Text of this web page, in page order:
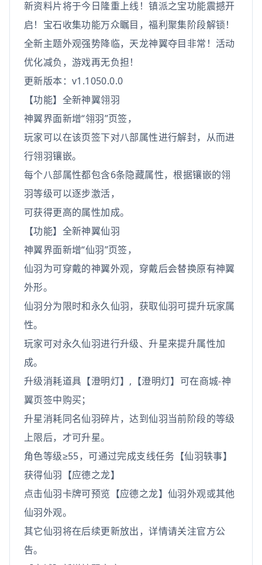
新资料片将于今日隆重上线！镇派之宝功能震撼开
启！宝石收集功能万众瞩目，福利聚集阶段解锁！
全新主题外观强势降临，天龙神翼夺目非常！活动
优化减负，游戏再无负担！
更新版本：v1.1050.0.0
【功能】全新神翼翎羽
神翼界面新增“翎羽”页签，
玩家可以在该页签下对八部属性进行解封，从而进
行翎羽镶嵌。
每个八部属性都包含6条隐藏属性，根据镶嵌的翎
羽等级可以逐步激活，
可获得更高的属性加成。
【功能】全新神翼仙羽
神翼界面新增“仙羽”页签，
仙羽为可穿戴的神翼外观，穿戴后会替换原有神翼
外形。
仙羽分为限时和永久仙羽，获取仙羽可提升玩家属
性。
玩家可对永久仙羽进行升级、升星来提升属性加
成。
升级消耗道具【澄明灯】,【澄明灯】可在商城-神
翼页签中购买；
升星消耗同名仙羽碎片，达到仙羽当前阶段的等级
上限后，才可升星。
角色等级≥55，可通过完成支线任务【仙羽轶事】
获得仙羽【应德之龙】
点击仙羽卡牌可预览【应德之龙】仙羽外观或其他
仙羽外观。
其它仙羽将在后续更新放出，详情请关注官方公
告。